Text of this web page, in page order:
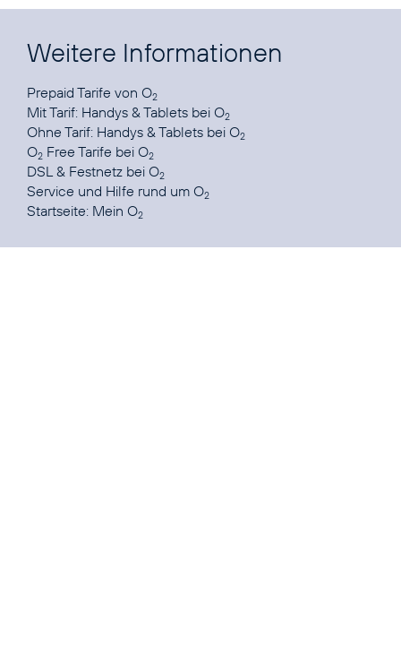
Weitere Informationen
Prepaid Tarife von O2
Mit Tarif: Handys & Tablets bei O2
Ohne Tarif: Handys & Tablets bei O2
O2 Free Tarife bei O2
DSL & Festnetz bei O2
Service und Hilfe rund um O2
Startseite: Mein O2